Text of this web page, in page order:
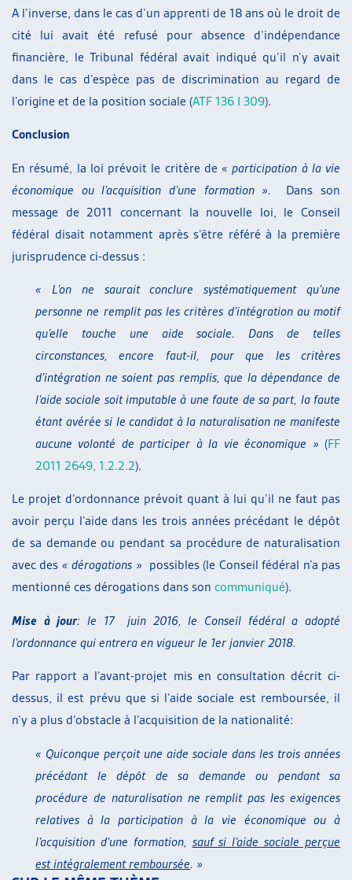
A l’inverse, dans le cas d’un apprenti de 18 ans où le droit de
cité lui avait été refusé pour absence d’indépendance
financière, le Tribunal fédéral avait indiqué qu’il n’y avait
dans le cas d’espèce pas de discrimination au regard de
l’origine et de la position sociale (ATF 136 I 309).
Conclusion
En résumé, la loi prévoit le critère de «participation à la vie
économique ou l’acquisition d’une formation ». Dans son
message de 2011 concernant la nouvelle loi, le Conseil
fédéral disait notamment après s’être référé à la première
jurisprudence ci-dessus :
« L’on ne saurait conclure systématiquement qu’une
personne ne remplit pas les critères d’intégration au motif
qu’elle touche une aide sociale. Dans de telles
circonstances, encore faut-il, pour que les critères
d’intégration ne soient pas remplis, que la dépendance de
l’aide sociale soit imputable à une faute de sa part, la faute
étant avérée si le candidat à la naturalisation ne manifeste
aucune volonté de participer à la vie économique » (FF
2011 2649, 1.2.2.2).
Le projet d’ordonnance prévoit quant à lui qu’il ne faut pas
avoir perçu l’aide dans les trois années précédant le dépôt
de sa demande ou pendant sa procédure de naturalisation
avec des « dérogations » possibles (le Conseil fédéral n’a pas
mentionné ces dérogations dans son communiqué).
Mise à jour: le 17 juin 2016, le Conseil fédéral a adopté
l’ordonnance qui entrera en vigueur le 1er janvier 2018.
Par rapport a l’avant-projet mis en consultation décrit ci-
dessus, il est prévu que si l’aide sociale est remboursée, il
n’y a plus d’obstacle à l’acquisition de la nationalité:
« Quiconque perçoit une aide sociale dans les trois années
précédant le dépôt de sa demande ou pendant sa
procédure de naturalisation ne remplit pas les exigences
relatives à la participation à la vie économique ou à
l’acquisition d’une formation, sauf si l’aide sociale perçue
est intégralement remboursée. »